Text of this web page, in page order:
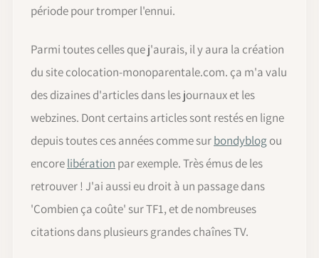
période pour tromper l'ennui.
Parmi toutes celles que j'aurais, il y aura la création
du site colocation-monoparentale.com. ça m'a valu
des dizaines d'articles dans les journaux et les
webzines. Dont certains articles sont restés en ligne
depuis toutes ces années comme surbondyblog ou
encorelibération par exemple. Très émus de les
retrouver ! J'ai aussi eu droit à un passage dans
'Combien ça coûte' sur TF1, et de nombreuses
citations dans plusieurs grandes chaînes TV.